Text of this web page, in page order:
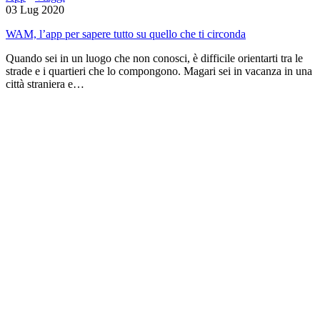
03 Lug 2020
WAM, l’app per sapere tutto su quello che ti circonda
Quando sei in un luogo che non conosci, è difficile orientarti tra le
strade e i quartieri che lo compongono. Magari sei in vacanza in una
città straniera e…